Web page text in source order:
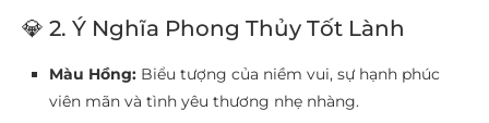
💎 2. Ý Nghĩa Phong Thủy Tốt Lành
Màu Hồng: Biểu tượng của niềm vui, sự hạnh phúc
viên mãn và tình yêu thương nhẹ nhàng.